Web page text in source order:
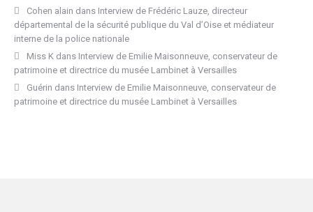
Cohen alain dans Interview de Frédéric Lauze, directeur
départemental de la sécurité publique du Val d’Oise et médiateur
interne de la police nationale
Miss K dans Interview de Emilie Maisonneuve, conservateur de
patrimoine et directrice du musée Lambinet à Versailles
Guérin dans Interview de Emilie Maisonneuve, conservateur de
patrimoine et directrice du musée Lambinet à Versailles